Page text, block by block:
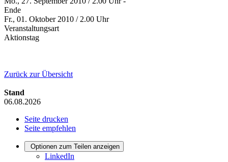
Ende
Fr., 01. Oktober 2010 / 2.00 Uhr
Veranstaltungsart
Aktionstag
Zurück zur Übersicht
Stand
06.08.2026
Seite drucken
Seite empfehlen
Optionen zum Teilen anzeigen
LinkedIn